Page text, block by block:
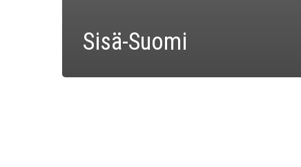
Sisä-Suomi